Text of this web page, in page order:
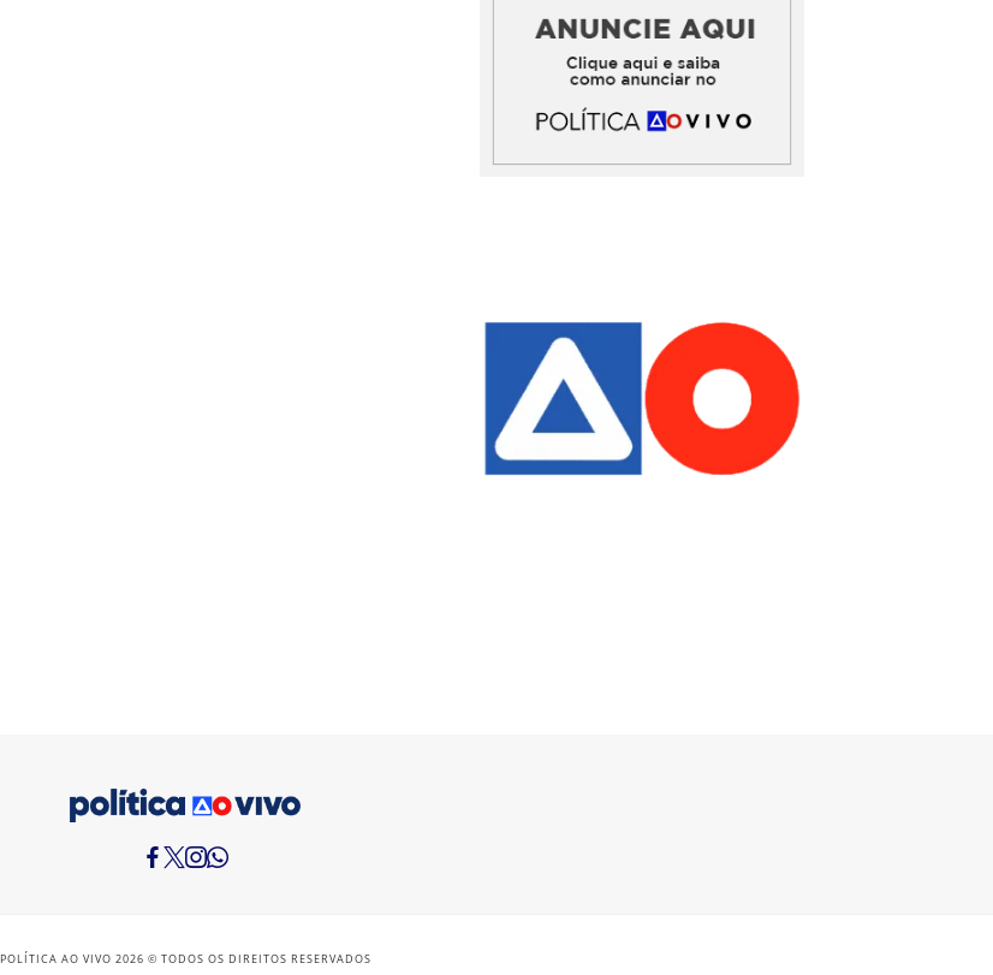
POLÍTICA AO VIVO 2026 © TODOS OS DIREITOS RESERVADOS